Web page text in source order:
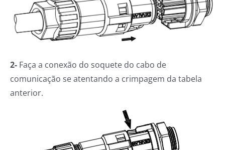
2- Faça a conexão do soquete do cabo de
comunicação se atentando a crimpagem da tabela
anterior.